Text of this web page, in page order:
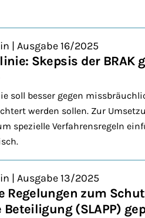
| Ausgabe 16/2025
Skepsis der BRAK
soll besser gegen
werden sollen. Zur
spezielle Verfahrensregeln
| Ausgabe 13/2025
Regelungen zum
(SLAPP)